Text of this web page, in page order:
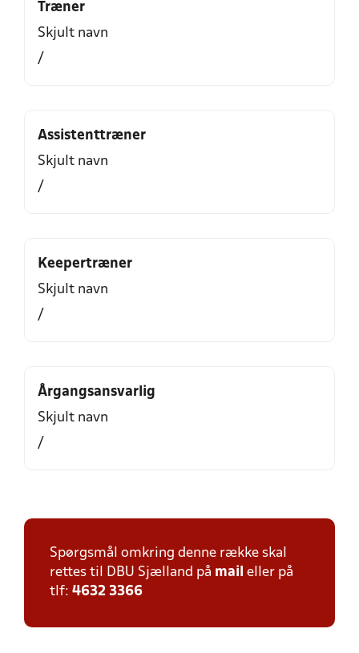
Træner
Skjult navn
/
Assistenttræner
Skjult navn
/
Keepertræner
Skjult navn
/
Årgangsansvarlig
Skjult navn
/
Spørgsmål omkring denne række skal
rettes til DBU Sjælland på mail eller på
tlf: 4632 3366